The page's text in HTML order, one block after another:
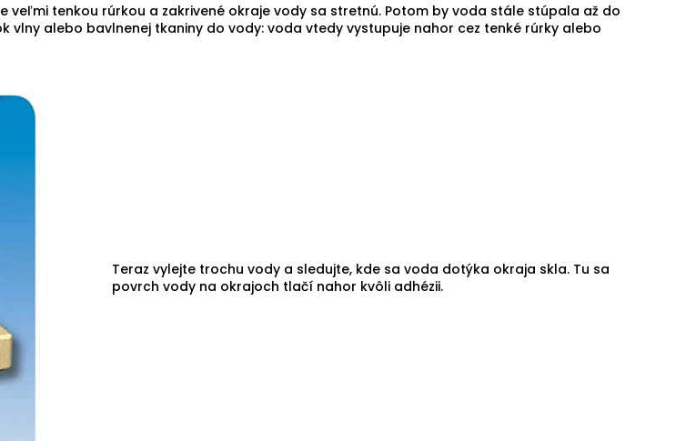
veľmi tenkou rúrkou a zakrivené okraje vody sa stretnú. Potom by voda stále stúpala až do
alebo bavlnenej tkaniny do vody: voda vtedy vystupuje nahor cez tenké rúrky alebo
Teraz vylejte trochu vody a sledujte, kde sa voda dotýka okraja skla. Tu sa
povrch vody na okrajoch tlačí nahor kvôli adhézii.